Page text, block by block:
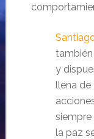
y
llena
siempre
la paz